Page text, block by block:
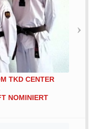
TKD CENTER
NOMINIERT